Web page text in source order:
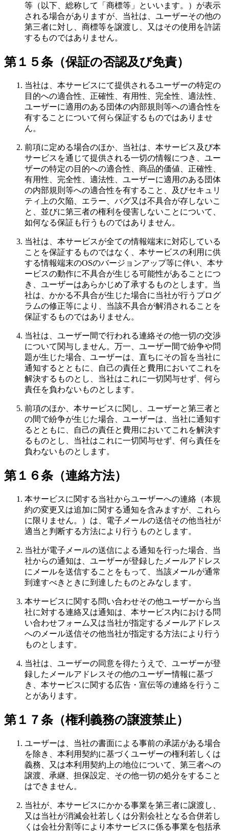
等（以下、総称して「商標等」といいます。）が表示
される場合がありますが、当社は、ユーザーその他の
第三者に対し、商標等を譲渡し、又はその使用を許諾
するものではありません。
第１５条（保証の否認及び免責）
当社は、本サービスにて提供されるユーザーの特定の
目的への適合性、正確性、有用性、完全性、適法性、
ユーザーに適用のある団体の内部規則等への適合性を
有することについて何ら保証するものではありませ
ん。
前項に定める場合のほか、当社は、本サービス及び本
サービスを通じて提供される一切の情報につき、ユー
ザーの特定の目的への適合性、商品的価値、正確性、
有用性、完全性、適法性、ユーザーに適用のある団体
の内部規則等への適合性を有すること、及びセキュリ
ティ上の欠陥、エラー、バグ又は不具合が存しないこ
と、並びに第三者の権利を侵害しないことについて、
如何なる保証も行うものではありません。
当社は、本サービスが全ての情報端末に対応している
ことを保証するものではなく、本サービスの利用に供
する情報端末のOSのバージョンアップ等に伴い、本サ
ービスの動作に不具合が生じる可能性があることにつ
き、ユーザーはあらかじめ了承するものとします。当
社は、かかる不具合が生じた場合に当社が行うプログ
ラムの修正等により、当該不具合が解消されることを
保証するものではありません。
当社は、ユーザー間で行われる連絡その他一切の交渉
について関与しません。万一、ユーザー間で紛争や問
題が生じた場合、ユーザーは、直ちにその旨を当社に
通知するとともに、自己の責任と費用においてこれを
解決するものとし、当社はこれに一切関与せず、何ら
責任を負わないものとします。
前項のほか、本サービスに関し、ユーザーと第三者と
の間で紛争が生じた場合、ユーザーは、当社に通知す
るとともに、自己の責任と費用においてこれを解決す
るものとし、当社はこれに一切関与せず、何ら責任を
負わないものとします。
第１６条（連絡方法）
本サービスに関する当社からユーザーへの連絡（本規
約の変更又は追加に関する通知を含みますが、これら
に限りません。）は、電子メールの送信その他当社が
適当と判断する方法により行うものとします。
当社が電子メールの送信による通知を行った場合、当
社からの通知は、ユーザーが登録したメールアドレス
にメールを送信することをもって、当該メールが通常
到達すべきときに到達したものとみなします。
本サービスに関する問い合わせその他ユーザーから当
社に対する連絡又は通知は、本サービス内における問
い合わせフォーム又は当社が指定するメールアドレス
へのメール送信その他当社が指定する方法により行う
ものとします。
当社は、ユーザーの同意を得たうえで、ユーザーが登
録したメールアドレスその他のユーザー情報に基づ
き、本サービスに関する広告・宣伝等の連絡を行うこ
とがあります。
第１７条（権利義務の譲渡禁止）
ユーザーは、当社の書面による事前の承諾がある場合
を除き、本利用契約に基づくユーザーの権利若しくは
義務、又は本利用契約上の地位について、第三者への
譲渡、承継、担保設定、その他一切の処分をすること
はできません。
当社が、本サービスにかかる事業を第三者に譲渡し、
又は当社が消滅会社若しくは分割会社となる合併若し
くは会社分割等により本サービスに係る事業を包括承